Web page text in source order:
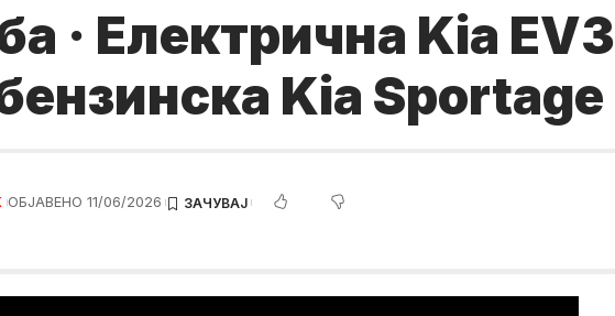
· Електрична Kia EV3
Kia Sportage
ОБЈАВЕНО 11/06/2026